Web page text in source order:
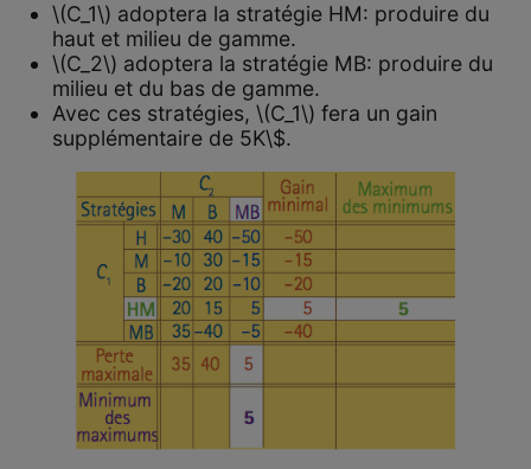
\(C_1\) adoptera la stratégie HM: produire du
haut et milieu de gamme.
\(C_2\) adoptera la stratégie MB: produire du
milieu et du bas de gamme.
Avec ces stratégies, \(C_1\) fera un gain
supplémentaire de 5K\$.